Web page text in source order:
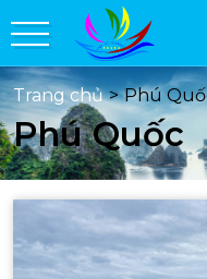
Trang chủ > Phú
Phú Quốc